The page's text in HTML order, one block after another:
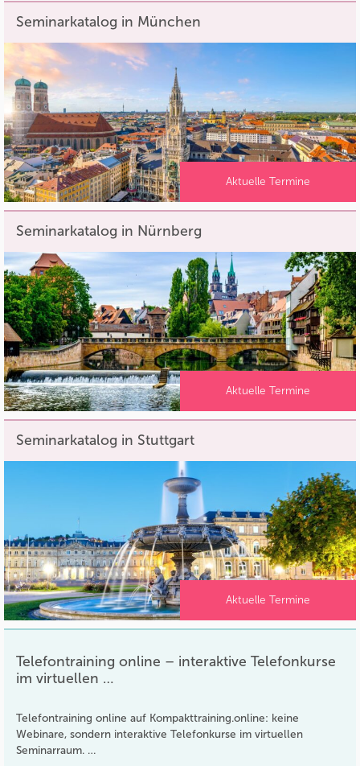
Seminarkatalog in München
Aktuelle Termine
Seminarkatalog in Nürnberg
Aktuelle Termine
Seminarkatalog in Stuttgart
Aktuelle Termine
Telefontraining online – interaktive Telefonkurse
im virtuellen …
Telefontraining online auf Kompakttraining.online: keine
Webinare, sondern interaktive Telefonkurse im virtuellen
Seminarraum. …